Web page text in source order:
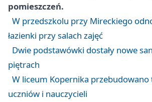
pomieszczeń.
W przedszkolu przy Mireckiego
łazienki przy salach zajęć
Dwie podstawówki dostały nowe
piętrach
W liceum Kopernika przebudowano
uczniów i nauczycieli